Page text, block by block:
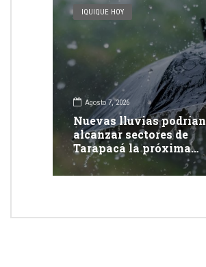
IQUIQUE HOY
Agosto 7, 2026
Nuevas lluvias podrían
alcanzar sectores de
Tarapacá la próxima
semana